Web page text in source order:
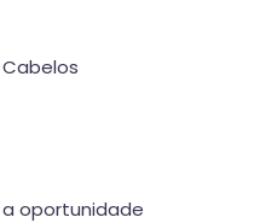
oportunidade